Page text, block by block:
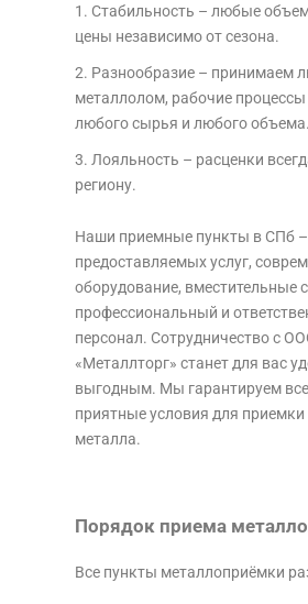
Стабильность – любые
цены независимо от сезона.
Разнообразие – принимаем
металлолом, рабочие
любого сырья и любого объема.
Лояльность – расценки
региону.
Наши приемные пункты в СПб –
предоставляемых услуг,
оборудование, вместительные
профессиональный и
персонал. Сотрудничество с
«Металлторг» станет для вас
выгодным. Мы гарантируем
приятные условия для
металла.
Порядок приема
Все пункты металлоприёмки